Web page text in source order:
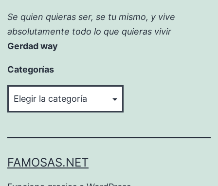
Se quien quieras ser, se tu mismo, y vive
absolutamente todo lo que quieras vivir
Gerdad way
Categorías
FAMOSAS.NET